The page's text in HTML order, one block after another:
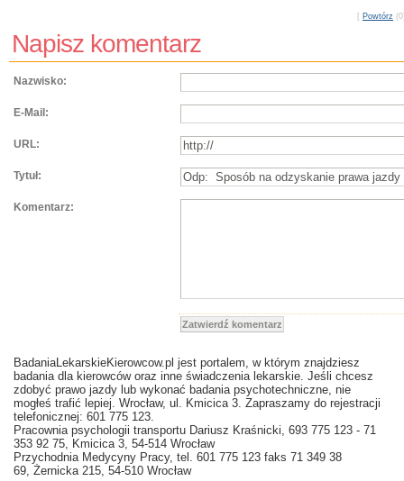
[ Powtórz
Napisz komentarz
Nazwisko:
E-Mail:
URL:
Tytuł:
Komentarz:
Zatwierdź komentarz
BadaniaLekarskieKierowcow.pl jest portalem, w którym znajdziesz
badania dla kierowców oraz inne świadczenia lekarskie. Jeśli chcesz
zdobyć prawo jazdy lub wykonać badania psychotechniczne, nie
mogłeś trafić lepiej. Wrocław, ul. Kmicica 3. Zapraszamy do rejestracji
telefonicznej: 601 775 123.
Pracownia psychologii transportu Dariusz Kraśnicki, 693 775 123 - 71
353 92 75, Kmicica 3, 54-514 Wrocław
Przychodnia Medycyny Pracy, tel. 601 775 123 faks 71 349 38
69, Żernicka 215, 54-510 Wrocław